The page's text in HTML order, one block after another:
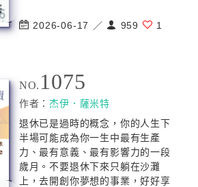
2026-06-17 ／ 959 1
NO. 1075
作者： 杰伊．薩米特
退休已是過時的概念，你的人生下
半場可能成為你一生中最有生產
力、最有意義、最有影響力的一段
歲月。不要退休下來只躺在沙灘
上，去開創你夢想的事業，好好享